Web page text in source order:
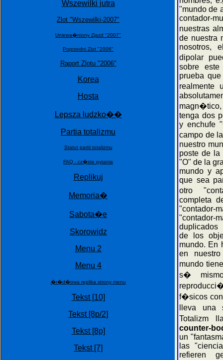
Wszewilki jutra
Zlot "Wszewilki-2007"
Uniewa�niony Zjazd "2007"
Poprzedni Zlot "2006"
Raport Zlotu "2006"
Korea
Hosta
Lepsza ludzko��
Partia totalizmu
Statut partii totalizmu
FAQ - cz�ste pytania
Replikuj
Memoria�
Sabota�e
Skorowidz
Menu 2
Menu 4
�r�d�owa replika strony menu
Tekst [10]
Tekst [8p/2]
Tekst [8p]
Tekst [7]
"mundo de
contador-
nuestras
de nuestra
nosotros,
dipolar
sobre este
prueba
realmente
tenga dos
y enchufe
campo de
nuestro
poste de la
"O" de la
mundo y
que sea
otro
completa
duplicados
de los
mundo. En
en
mundo
s�
f�sicos
lleva una
Totalizm
counter-
un
las
refieren